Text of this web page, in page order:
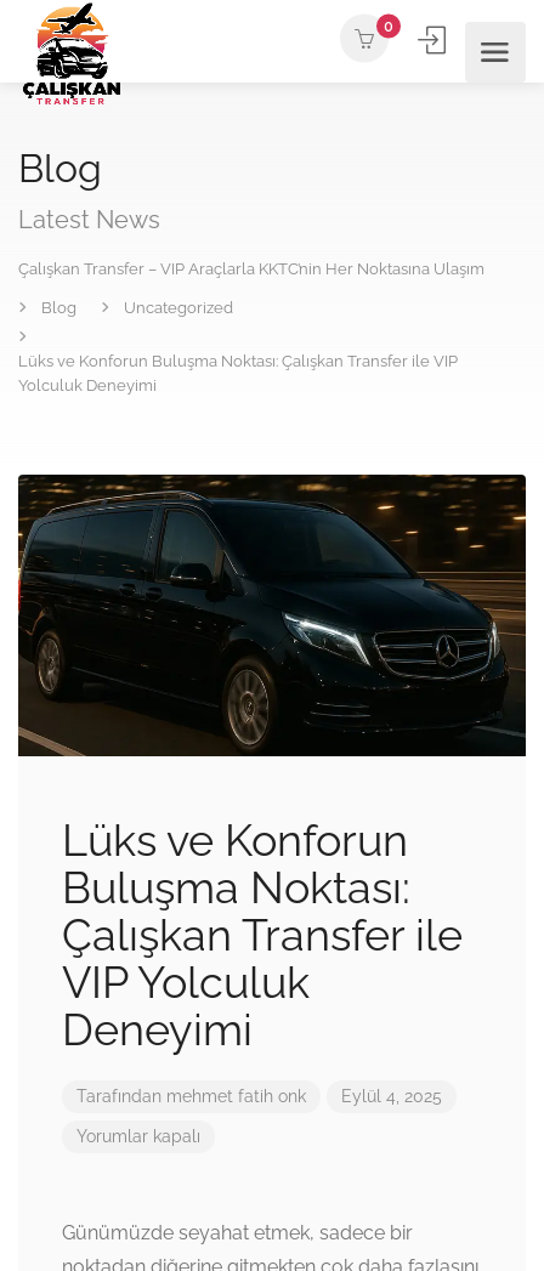
0
Blog
Latest News
Çalışkan Transfer – VIP Araçlarla KKTC’nin Her Noktasına Ulaşım
Blog Uncategorized
Lüks ve Konforun Buluşma Noktası: Çalışkan Transfer ile VIP
Yolculuk Deneyimi
Lüks ve Konforun
Buluşma Noktası:
Çalışkan Transfer ile
VIP Yolculuk
Deneyimi
Tarafından mehmet fatih onk Eylül 4, 2025
Yorumlar kapalı
Günümüzde seyahat etmek, sadece bir